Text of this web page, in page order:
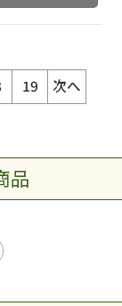
19 次へ
品